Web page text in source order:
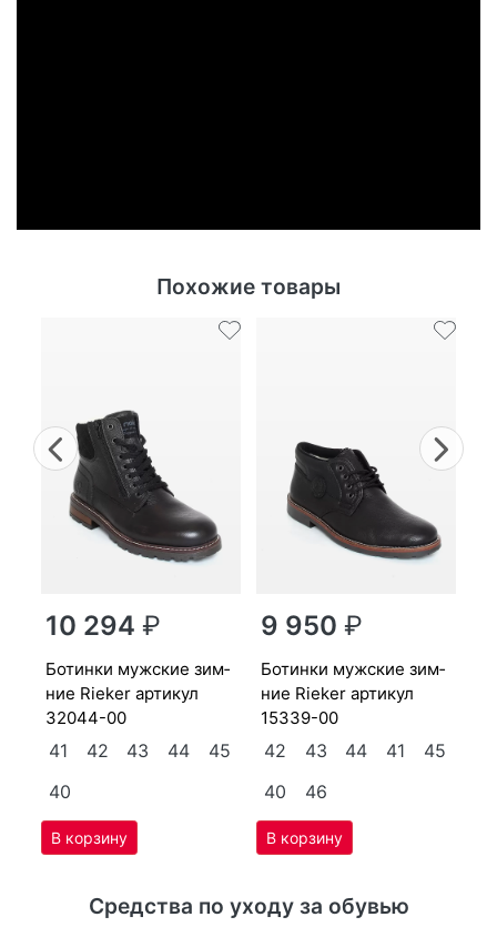
Похожие товары
Previous
10 294₽
бо­тин­ки мужс­кие зим­
ние Ri­eker артикул
32044-00
41 42 43 44
45
40
9 950₽
бо­тин­ки мужс­кие зим­
ние Ri­eker артикул
15339-00
42 43 44 41
45
40
46
Средства по уходу за обувью